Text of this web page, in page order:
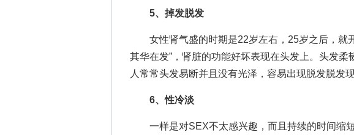
5、掉发脱发
女性肾气盛的时期是22岁左右，25岁之后，就开
其华在发”，肾脏的功能好坏表现在头发上。头发
人常常头发易断并且没有光泽，容易出现脱发脱发现
6、性冷淡
一样是对SEX不太感兴趣，而且持续的时间缩